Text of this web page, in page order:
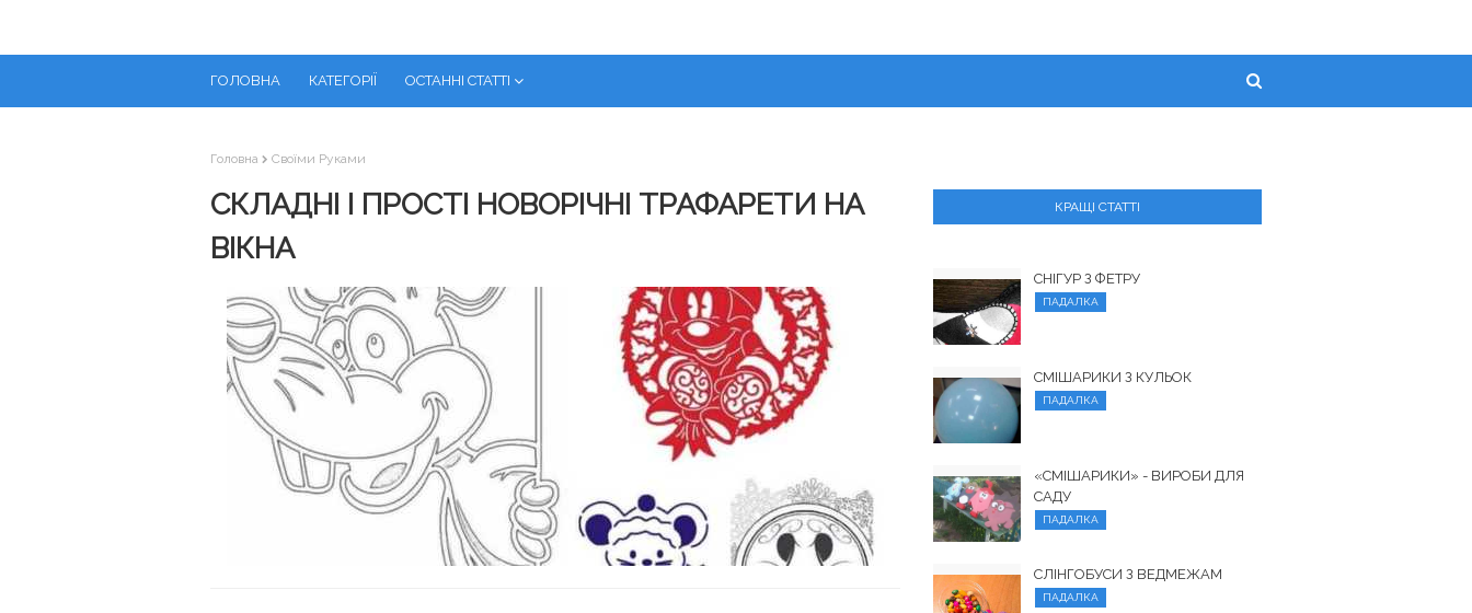
ГОЛОВНА КАТЕГОРІЇ ОСТАННІ СТАТТІ
Головна Своїми Руками
СКЛАДНІ І ПРОСТІ НОВОРІЧНІ ТРАФАРЕТИ НА
ВІКНА
КРАЩІ СТАТТІ
СНІГУР З ФЕТРУ
ПАДАЛКА
СМІШАРИКИ З КУЛЬОК
ПАДАЛКА
«СМІШАРИКИ» - ВИРОБИ ДЛЯ
САДУ
ПАДАЛКА
СЛІНГОБУСИ З ВЕДМЕЖАМ
ПАДАЛКА